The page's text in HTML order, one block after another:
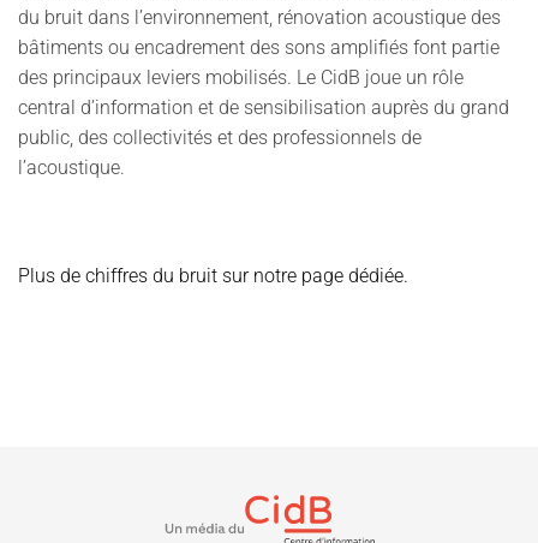
du bruit dans l’environnement, rénovation acoustique des
bâtiments ou encadrement des sons amplifiés font partie
des principaux leviers mobilisés. Le CidB joue un rôle
central d’information et de sensibilisation auprès du grand
public, des collectivités et des professionnels de
l’acoustique.
Plus de chiffres du bruit sur notre page dédiée.